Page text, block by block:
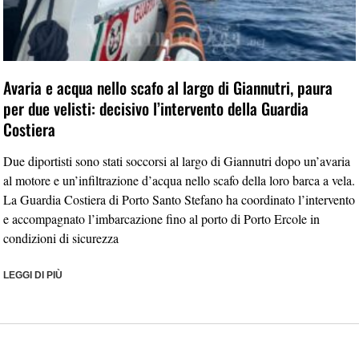
Avaria e acqua nello scafo al largo di Giannutri, paura
per due velisti: decisivo l’intervento della Guardia
Costiera
Due diportisti sono stati soccorsi al largo di Giannutri dopo un’avaria
al motore e un’infiltrazione d’acqua nello scafo della loro barca a vela.
La Guardia Costiera di Porto Santo Stefano ha coordinato l’intervento
e accompagnato l’imbarcazione fino al porto di Porto Ercole in
condizioni di sicurezza
LEGGI DI PIÙ